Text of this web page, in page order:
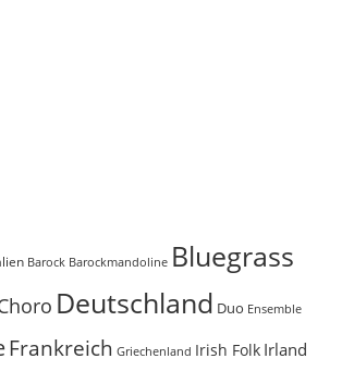
Barock Barockmandoline Bluegrass
Deutschland Duo Ensemble
Frankreich Griechenland Irish Folk Irland